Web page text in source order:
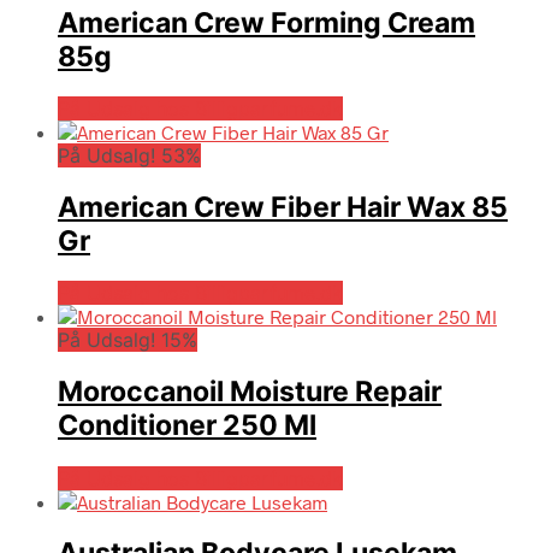
American Crew Forming Cream
85g
På Udsalg! 53%
American Crew Fiber Hair Wax 85
Gr
På Udsalg! 15%
Moroccanoil Moisture Repair
Conditioner 250 Ml